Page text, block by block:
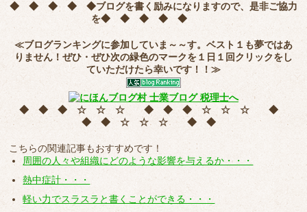
◆ ◆ ◆ ◆ ◆ブログを書く励みになりますので、是非ご協力
を◆ ◆ ◆ ◆ ◆
≪ブログランキングに参加していま～～す。ベスト１も夢ではあ
りません！ぜひ・ぜひ次の緑色のマークを１日１回クリックをし
ていただけたら幸いです！！≫
◆ ◆ ◆ ☆ ☆ ☆ ◆ ◆ ◆ ☆ ☆ ☆ ◆
◆ ◆ ☆ ☆ ☆ ◆ ◆
こちらの関連記事もおすすめです！
周囲の人々や組織にどのような影響を与えるか・・・
熱中症計・・・
軽い力でスラスラと書くことができる・・・